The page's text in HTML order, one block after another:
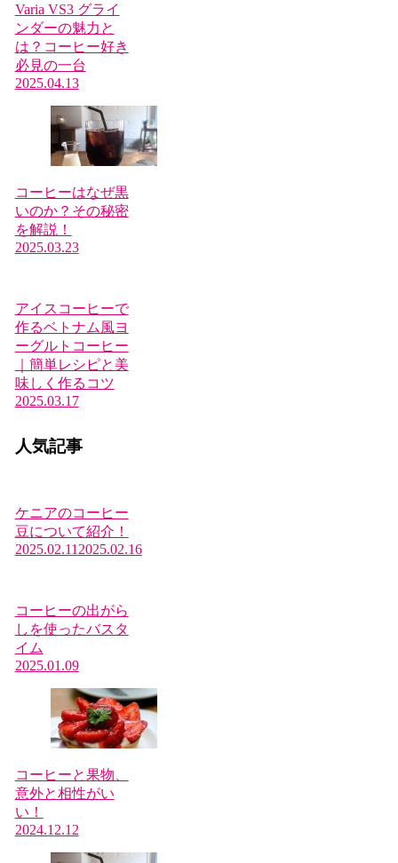
Varia VS3 グライ
ンダーの魅力と
は？コーヒー好き
必見の一台
2025.04.13
コーヒーはなぜ黒
いのか？その秘密
を解説！
2025.03.23
アイスコーヒーで
作るベトナム風ヨ
ーグルトコーヒー
｜簡単レシピと美
味しく作るコツ
2025.03.17
人気記事
ケニアのコーヒー
豆について紹介！
2025.02.11 2025.02.16
コーヒーの出がら
しを使ったバスタ
イム
2025.01.09
コーヒーと果物、
意外と相性がい
い！
2024.12.12